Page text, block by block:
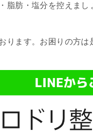
脂肪・塩分を控えまし
ります。お困りの方